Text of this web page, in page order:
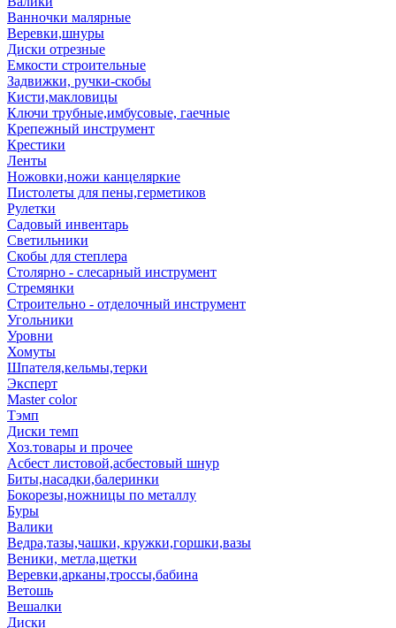
Ванночки малярные
Веревки,шнуры
Диски отрезные
Емкости строительные
Задвижки, ручки-скобы
Кисти,макловицы
Ключи трубные,имбусовые, гаечные
Крепежный инструмент
Крестики
Ленты
Ножовки,ножи канцеляркие
Пистолеты для пены,герметиков
Рулетки
Садовый инвентарь
Светильники
Скобы для степлера
Столярно - слесарный инструмент
Стремянки
Строительно - отделочный инструмент
Угольники
Уровни
Хомуты
Шпателя,кельмы,терки
Эксперт
Master color
Тэмп
Диски темп
Хоз.товары и прочее
Асбест листовой,асбестовый шнур
Биты,насадки,балеринки
Бокорезы,ножницы по металлу
Буры
Валики
Ведра,тазы,чашки, кружки,горшки,вазы
Веники, метла,щетки
Веревки,арканы,троссы,бабина
Ветошь
Вешалки
Диски